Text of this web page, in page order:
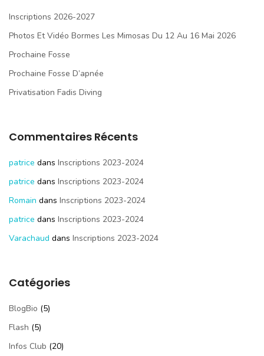
Inscriptions 2026-2027
Photos Et Vidéo Bormes Les Mimosas Du 12 Au 16 Mai 2026
Prochaine Fosse
Prochaine Fosse D’apnée
Privatisation Fadis Diving
Commentaires Récents
patrice dans Inscriptions 2023-2024
patrice dans Inscriptions 2023-2024
Romain dans Inscriptions 2023-2024
patrice dans Inscriptions 2023-2024
Varachaud dans Inscriptions 2023-2024
Catégories
BlogBio (5)
Flash (5)
Infos Club (20)